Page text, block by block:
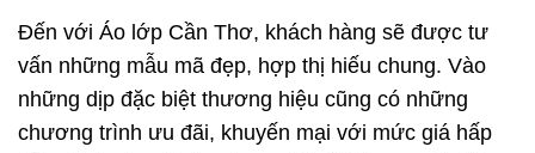
Đến với Áo lớp Cần Thơ, khách hàng sẽ được tư
vấn những mẫu mã đẹp, hợp thị hiếu chung. Vào
những dịp đặc biệt thương hiệu cũng có những
chương trình ưu đãi, khuyến mại với mức giá hấp